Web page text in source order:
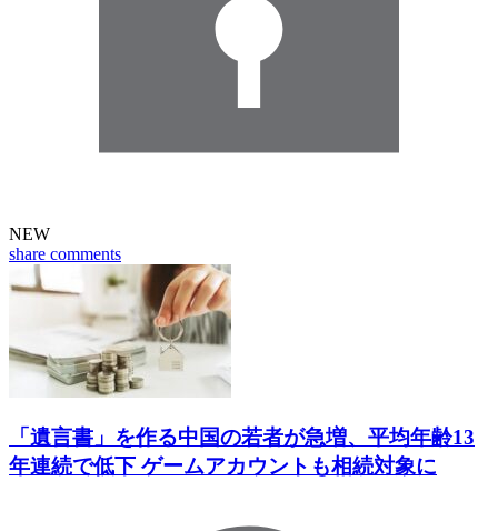
NEW
share comments
「遺言書」を作る中国の若者が急増、平均年齢13
年連続で低下 ゲームアカウントも相続対象に